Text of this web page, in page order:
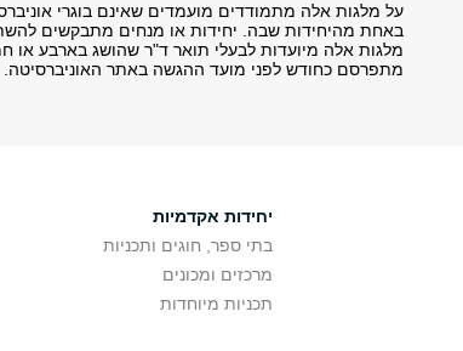
על מלגות אלה מתמודדים מועמדים שאינם בוגרי
באחת מהיחידות שבה. יחידות או מנחים מתבקשים
מלגות אלה מיועדות לבעלי תואר ד"ר שהושג בארבע או
מתפרסם כחודש לפני מועד ההגשה באתר האוניברסיטה.
יחידות אקדמיות
בתי ספר, חוגים ותכניות
מרכזים ומכונים
תכניות מיוחדות